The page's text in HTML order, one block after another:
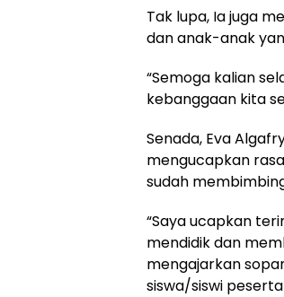
Tak lupa, Ia juga
dan anak-anak
“Semoga kalian
kebanggaan kita
Senada, Eva
mengucapkan
sudah
“Saya ucapkan
mendidik dan
mengajarkan
siswa/siswi peserta